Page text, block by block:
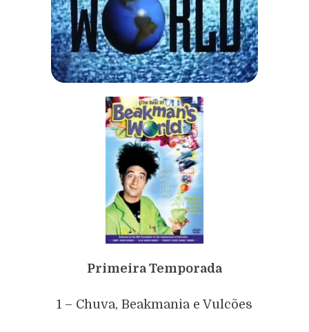
Primeira Temporada
1 – Chuva, Beakmania e Vulcões